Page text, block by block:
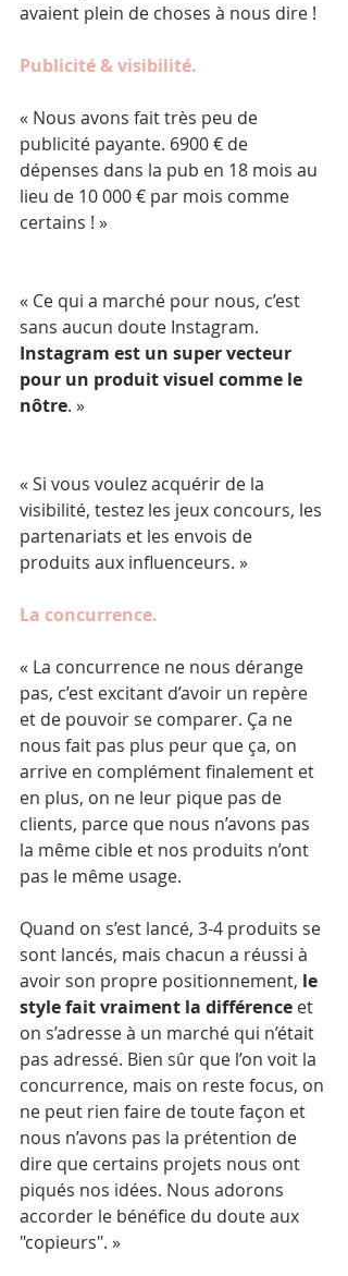
avaient plein de choses à nous dire !
Publicité & visibilité.
« Nous avons fait très peu de
publicité payante. 6900 € de
dépenses dans la pub en 18 mois au
lieu de 10 000 € par mois comme
certains ! »
« Ce qui a marché pour nous, c’est
sans aucun doute Instagram.
Instagram est un super vecteur
pour un produit visuel comme le
nôtre. »
« Si vous voulez acquérir de la
visibilité, testez les jeux concours, les
partenariats et les envois de
produits aux influenceurs. »
La concurrence.
« La concurrence ne nous dérange
pas, c’est excitant d’avoir un repère
et de pouvoir se comparer. Ça ne
nous fait pas plus peur que ça, on
arrive en complément finalement et
en plus, on ne leur pique pas de
clients, parce que nous n’avons pas
la même cible et nos produits n’ont
pas le même usage.
Quand on s’est lancé, 3-4 produits se
sont lancés, mais chacun a réussi à
avoir son propre positionnement, le
style fait vraiment la différence et
on s’adresse à un marché qui n’était
pas adressé. Bien sûr que l’on voit la
concurrence, mais on reste focus, on
ne peut rien faire de toute façon et
nous n’avons pas la prétention de
dire que certains projets nous ont
piqués nos idées. Nous adorons
accorder le bénéfice du doute aux
"copieurs". »